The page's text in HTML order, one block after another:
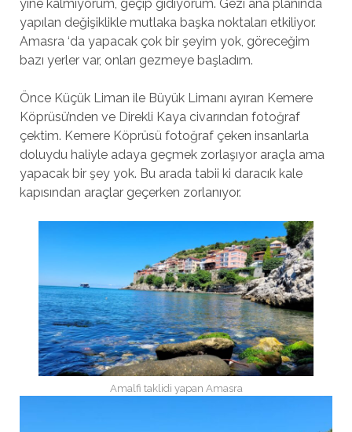
yine kalmıyorum, geçip gidiyorum. Gezi ana planında
yapılan değişiklikle mutlaka başka noktaları etkiliyor.
Amasra ‘da yapacak çok bir şeyim yok, göreceğim
bazı yerler var, onları gezmeye başladım.
Önce Küçük Liman ile Büyük Limanı ayıran Kemere
Köprüsü’nden ve Direkli Kaya civarından fotoğraf
çektim. Kemere Köprüsü fotoğraf çeken insanlarla
doluydu haliyle adaya geçmek zorlaşıyor araçla ama
yapacak bir şey yok. Bu arada tabii ki daracık kale
kapısından araçlar geçerken zorlanıyor.
Amalfi taklidi yapan Amasra